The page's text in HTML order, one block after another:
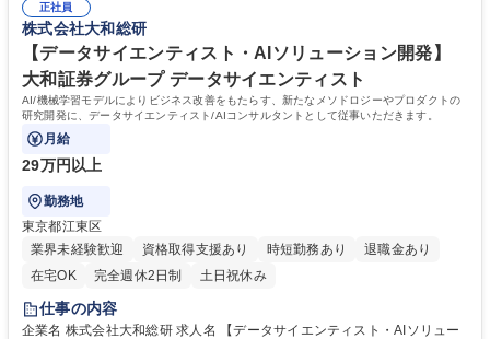
などの資格保有者 ■下記いずれかに関する専門性をお持ちの方 （bash、P
HP、C#、PL/SQL、SQL、Python、R、Oracle、Postgres、MySQL、Ha
doop、Spark、Tableau、Qlikview、SAS、WebFOCUS等） 学歴・資格
学歴：大学院 大学 語学力： 資格：
正社員
株式会社大和総研
【データサイエンティスト・AIソリューション開発】
大和証券グループ データサイエンティスト
AI/機械学習モデルによりビジネス改善をもたらす、新たなメソドロジーやプロダクトの
研究開発に、データサイエンティスト/AIコンサルタントとして従事いただきます。
月給
29万円以上
勤務地
東京都江東区
業界未経験歓迎
資格取得支援あり 時短勤務あり
退職金あり
在宅OK
完全週休2日制 土日祝休み
仕事の内容
企業名 株式会社大和総研 求人名 【データサイエンティスト・AIソリュー